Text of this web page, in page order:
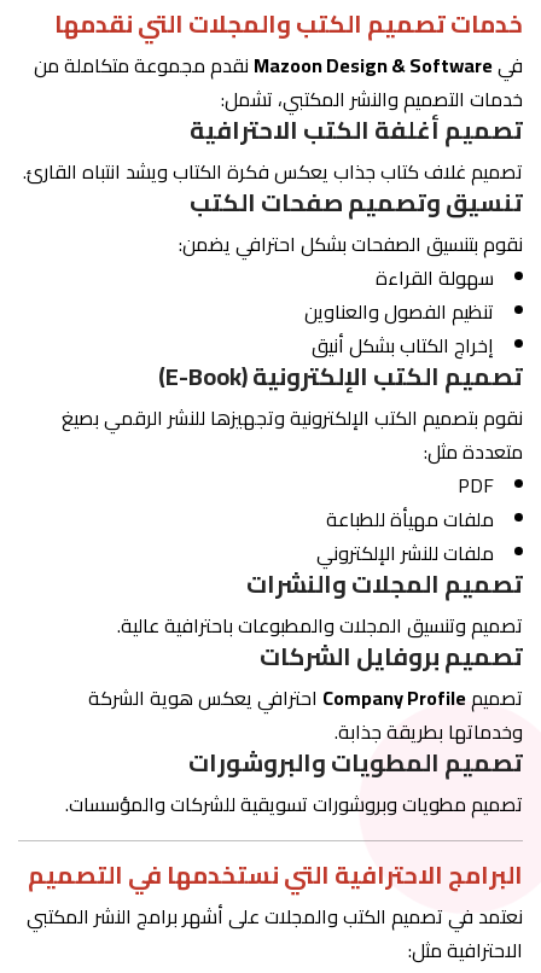
خدمات تصميم الكتب والمجلات التي نقدمها
فيMazoon Design & Software نقدم مجموعة متكاملة من
خدمات التصميم والنشر المكتبي، تشمل:
تصميم أغلفة الكتب الاحترافية
تصميم غلاف كتاب جذاب يعكس فكرة الكتاب ويشد انتباه القارئ.
تنسيق وتصميم صفحات الكتب
نقوم بتنسيق الصفحات بشكل احترافي يضمن:
سهولة القراءة
تنظيم الفصول والعناوين
إخراج الكتاب بشكل أنيق
تصميم الكتب الإلكترونية (E-Book)
نقوم بتصميم الكتب الإلكترونية وتجهيزها للنشر الرقمي بصيغ
متعددة مثل:
PDF
ملفات مهيأة للطباعة
ملفات للنشر الإلكتروني
تصميم المجلات والنشرات
تصميم وتنسيق المجلات والمطبوعات باحترافية عالية.
تصميم بروفايل الشركات
تصميمCompany Profile احترافي يعكس هوية الشركة
وخدماتها بطريقة جذابة.
تصميم المطويات والبروشورات
تصميم مطويات وبروشورات تسويقية للشركات والمؤسسات.
البرامج الاحترافية التي نستخدمها في التصميم
نعتمد في تصميم الكتب والمجلات على أشهر برامج النشر المكتبي
الاحترافية مثل: